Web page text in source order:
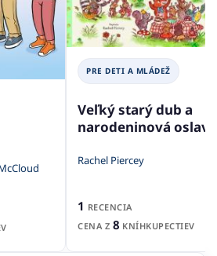
PRE DETI A MLÁDEŽ
Veľký starý dub a
narodeninová oslava
Rachel Piercey
1 RECENCIA
CENA Z 8 KNÍHKUPECTIEV